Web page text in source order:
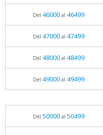
Del 46000al 46499
Del 47000al 47499
Del 48000al 48499
Del 49000al 49499
Del 50000al 50499